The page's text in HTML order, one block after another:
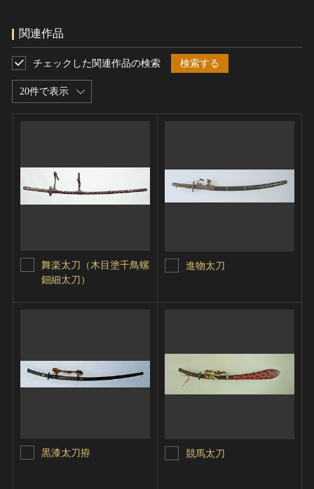
関連作品
20件で表示
チェックした関連作品の検索 検索する
舞楽太刀（木目塗千鳥螺
鈿細太刀）
進物太刀
黒漆太刀拵 競馬太刀